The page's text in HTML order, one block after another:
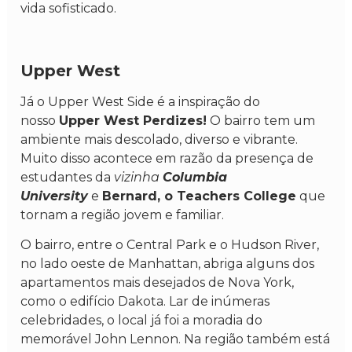
vida sofisticado.
Upper West
Já o Upper West Side é a inspiração do
nosso Upper West Perdizes! O bairro tem um
ambiente mais descolado, diverso e vibrante.
Muito disso acontece em razão da presença de
estudantes da vizinhaColumbia
Universitye Bernard, o Teachers College que
tornam a região jovem e familiar.
O bairro, entre o Central Park e o Hudson River,
no lado oeste de Manhattan, abriga alguns dos
apartamentos mais desejados de Nova York,
como o edifício Dakota. Lar de inúmeras
celebridades, o local já foi a moradia do
memorável John Lennon. Na região também está